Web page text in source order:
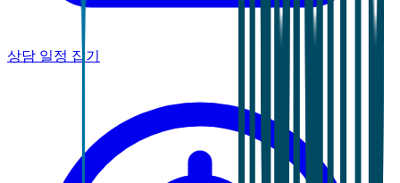
상담 일정 잡기